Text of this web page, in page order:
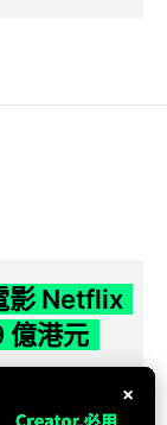
影 Netflix
億港元
室被竊，未上
失蹤。電影...
×